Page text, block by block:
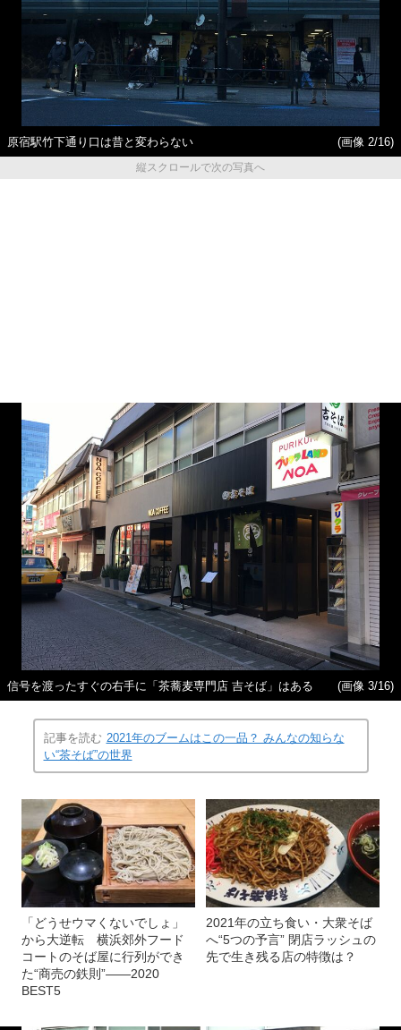
原宿駅竹下通り口は昔と変わらない
(画像 2/16)
縦スクロールで次の写真へ
信号を渡ったすぐの右手に「茶蕎麦専門店 吉そば」はある (画像 3/16)
記事を読む 2021年のブームはこの一品？ みんなの知らな
い“茶そば”の世界
「どうせウマくないでしょ」
から大逆転 横浜郊外フード
コートのそば屋に行列ができ
た“商売の鉄則”――2020
BEST5
2021年の立ち食い・大衆そば
へ“5つの予言” 閉店ラッシュの
先で生き残る店の特徴は？